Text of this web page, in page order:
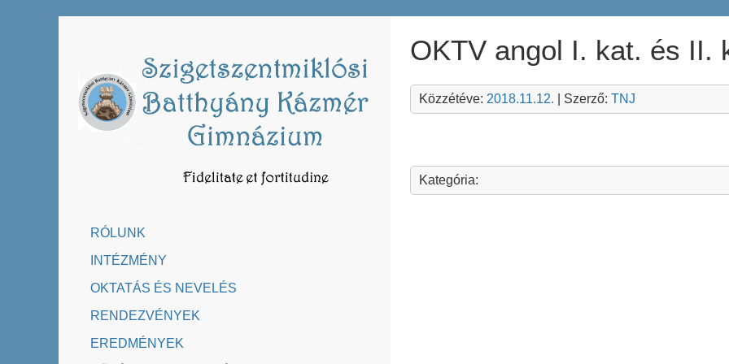
RÓLUNK
INTÉZMÉNY
OKTATÁS ÉS NEVELÉS
RENDEZVÉNYEK
EREDMÉNYEK
OKTV angol I. kat. és II.
Közzétéve: 2018.11.12. | Szerző: TNJ
Kategória: